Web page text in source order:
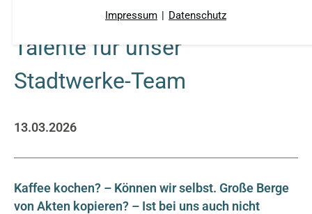
Wir suchen Nachwuchs-
Talente für unser
Stadtwerke-Team
13.03.2026
Kaffee kochen? – Können wir selbst. Große Berge
von Akten kopieren? – Ist bei uns auch nicht
Name:
ein Jahr
TYPO3 Frontend
Impressum | Datenschutz